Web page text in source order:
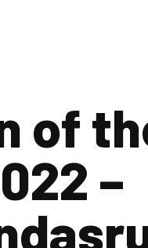
of
–